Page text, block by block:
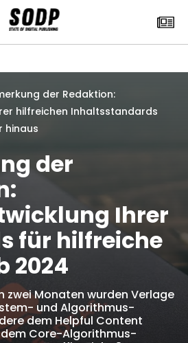
der Redaktion:
hilfreichen Inhaltsstandards
hinaus
der
Ihrer
für hilfreiche
2024
zwei Monaten wurden Verlage
und Algorithmus-
dem Helpful Content
Core-Algorithmus-